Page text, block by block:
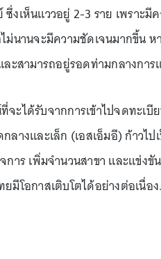
งเห็นแววอยู่ 2-3 ราย เพราะมี
ม่นานจะมีความชัดเจนมากขึ้น
ละสามารถอยู่รอดท่ามกลางกา
จะได้รับจากการเข้าไปจดทะเ
ลางและเล็ก (เอสเอ็มอี) ก้าวไ
การ เพิ่มจำนวนสาขา และแข่
มีโอกาสเติบโตได้อย่างต่อเนื่อง.